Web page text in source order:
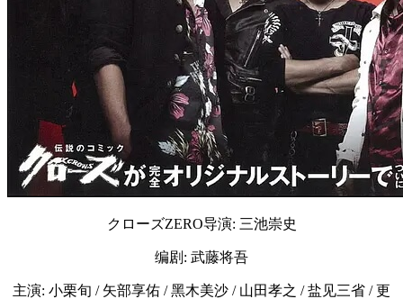
クローズZERO导演: 三池崇史
编剧: 武藤将吾
主演: 小栗旬 / 矢部享佑 / 黑木美沙 / 山田孝之 / 盐见三省 / 更